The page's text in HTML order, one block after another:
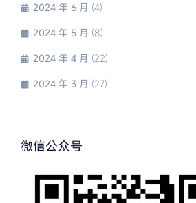
2024 年 6 月 (4)
2024 年 5 月 (8)
2024 年 4 月 (22)
2024 年 3 月 (27)
微信公众号